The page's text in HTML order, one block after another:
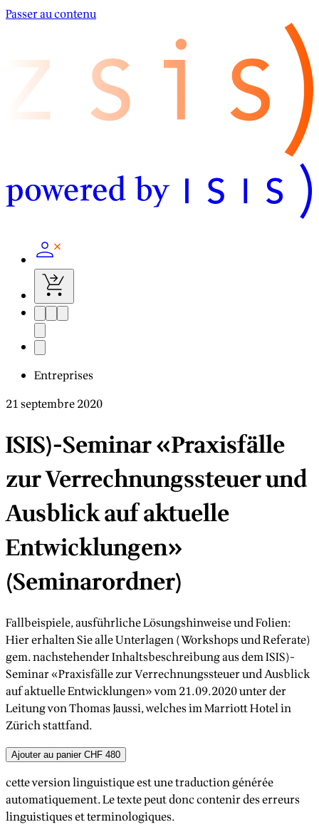
Passer au contenu
Entreprises
21 septembre 2020
ISIS)-Seminar «Praxisfälle
zur Verrechnungssteuer und
Ausblick auf aktuelle
Entwicklungen»
(Seminarordner)
Fallbeispiele, ausführliche Lösungshinweise und Folien:
Hier erhalten Sie alle Unterlagen (Workshops und Referate)
gem. nachstehender Inhaltsbeschreibung aus dem ISIS)-
Seminar «Praxisfälle zur Verrechnungssteuer und Ausblick
auf aktuelle Entwicklungen» vom 21.09.2020 unter der
Leitung von Thomas Jaussi, welches im Marriott Hotel in
Zürich stattfand.
Ajouter au panier CHF 480
cette version linguistique est une traduction générée
automatiquement. Le texte peut donc contenir des erreurs
linguistiques et terminologiques.